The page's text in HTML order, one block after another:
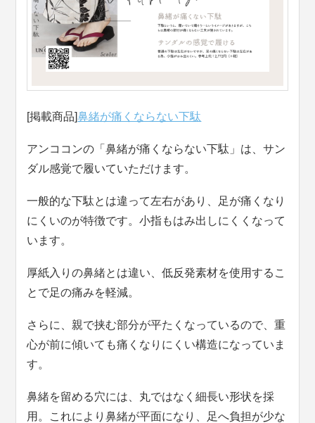
[掲載商品]鼻緒が痛くならない下駄
アンココンの「鼻緒が痛くならない下駄」は、サン
ダル感覚で履いていただけます。
一般的な下駄とは違って左右があり、足が痛くなり
にくいのが特徴です。小指もはみ出しにくくなって
います。
厚紙入りの鼻緒とは違い、低反発素材を使用するこ
とで足の痛みを軽減。
さらに、親で挟む部分が平たくなっているので、重
心が前に傾いても痛くなりにくい構造になっていま
す。
鼻緒を留める穴には、丸ではなく細長い形状を採
用。これにより鼻緒が平面になり、足へ負担が少な